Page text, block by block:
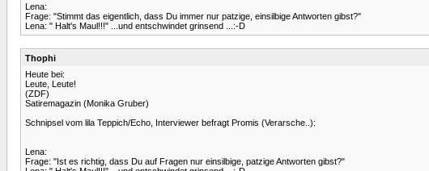
Lena:
Frage: "Stimmt das eigentlich, dass Du immer nur patzige, einsilbige Antworten gibst?"
Lena: " Halt's Maul!!!" ...und entschwindet grinsend ...:-D
Thophi
Heute bei:
Leute, Leute!
(ZDF)
Satiremagazin (Monika Gruber)
Schnipsel vom lila Teppich/Echo, Interviewer befragt Promis (Verarsche..):
Lena:
Frage: "Ist es richtig, dass Du auf Fragen nur einsilbige, patzige Antworten gibst?"